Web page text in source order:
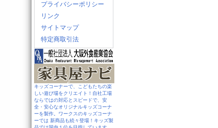
プライバシーポリシー
リンク
サイトマップ
特定商取引法
キッズコーナーで、こどもたちの楽
しい遊び場をクリエイト！自社工場
ならではの対応とスピードで、安
全・安心なオリジナルキッズコーナ
ーを製作。ワークスのキッズコーナ
ーでは 新商品も続々登場！キッズ製